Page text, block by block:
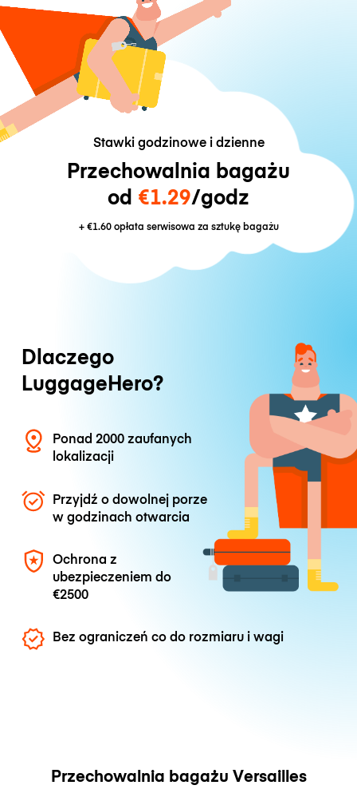
Stawki godzinowe i dzienne
Przechowalnia bagażu
od €1.29/godz
+€1.60opłata serwisowa za sztukę bagażu
Dlaczego
LuggageHero?
Ponad 2000 zaufanych
lokalizacji
Przyjdź o dowolnej porze
w godzinach otwarcia
Ochrona z
ubezpieczeniem do
€2500
Bez ograniczeń co do rozmiaru i wagi
Przechowalnia bagażu Versailles